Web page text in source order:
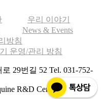
우리 이야기
News & Events
방침
운영/관리 방침
29번길 52 Tel. 031-752-
R&D Center ALL